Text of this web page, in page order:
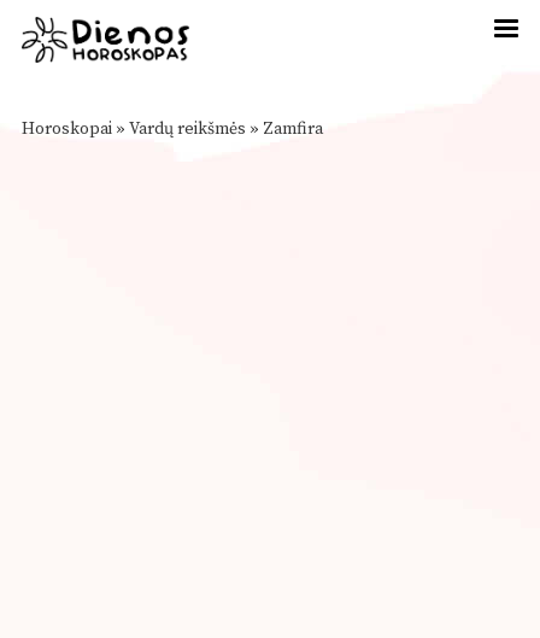
Horoskopai » Vardų reikšmės » Zamfira